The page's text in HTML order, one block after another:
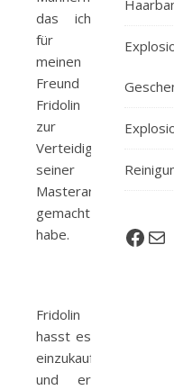
das ich
für
meinen
Freund
Fridolin
zur
Verteidigung
seiner
Masterarbeit
gemacht
habe.
Fridolin
hasst es
einzukaufen
und er
E-